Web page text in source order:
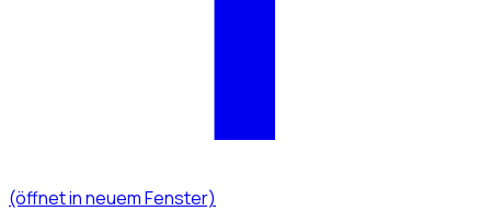
(öffnet in neuem Fenster)